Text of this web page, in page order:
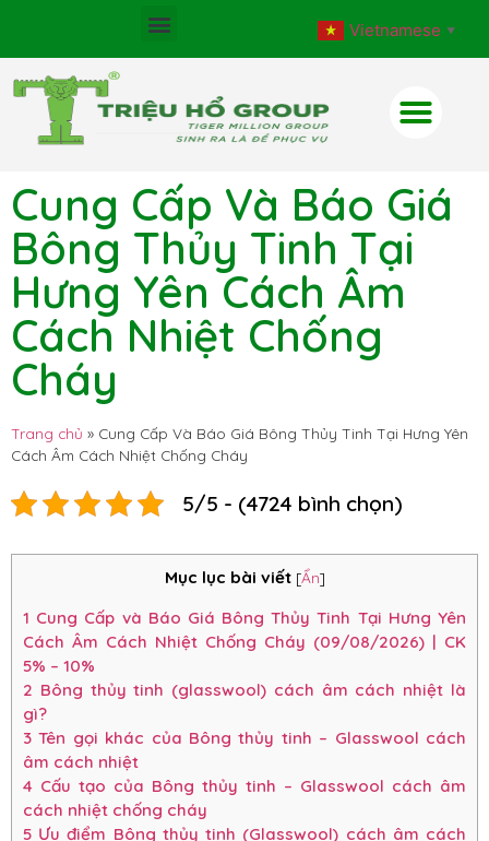
Vietnamese ▼
Cung Cấp Và Báo Giá
Bông Thủy Tinh Tại
Hưng Yên Cách Âm
Cách Nhiệt Chống
Cháy
Trang chủ » Cung Cấp Và Báo Giá Bông Thủy Tinh Tại Hưng Yên
Cách Âm Cách Nhiệt Chống Cháy
5/5 - (4724 bình chọn)
Mục lục bài viết [Ẩn]
1 Cung Cấp và Báo Giá Bông Thủy Tinh Tại Hưng Yên
Cách Âm Cách Nhiệt Chống Cháy (09/08/2026) | CK
5% – 10%
2 Bông thủy tinh (glasswool) cách âm cách nhiệt là
gì?
3 Tên gọi khác của Bông thủy tinh – Glasswool cách
âm cách nhiệt
4 Cấu tạo của Bông thủy tinh – Glasswool cách âm
cách nhiệt chống cháy
5 Ưu điểm Bông thủy tinh (Glasswool) cách âm cách